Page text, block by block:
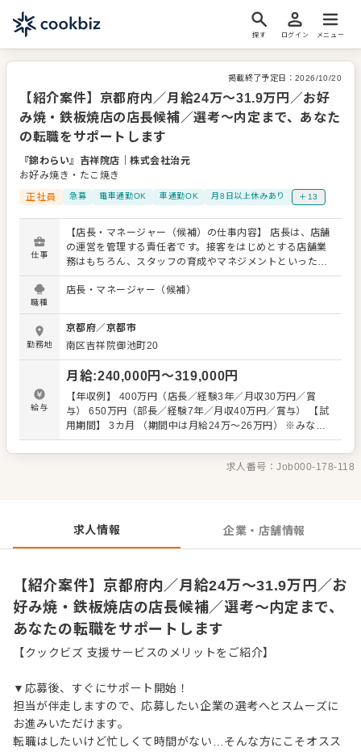
探す ログイン メニュー
掲載終了予定日： 2026/10/20
【紹介案件】京都府内／月給24万〜31.9万円／お好
み焼・鉄板焼店の店長候補／選考～内定まで、あなた
の転職をサポートします
『錦わらい』吉祥院店 ｜株式会社治元
お好み焼き・たこ焼き
正社員
急募 電車通勤OK 車通勤OK 月8日以上休みあり ＋13
仕事
【店長・マネージャー（候補）の仕事内容】 店長は、店舗
の運営を管理する責任者です。接客をはじめとする店舗業
務はもちろん、スタッフの育成やマネジメントといった重
要な役割を担います。メインとなるのは、販促イベントや
キャンペーンの企画なども含め、売上に繋げていくことで
あなたならではのアイデアを積極的に発信してください。
【具体的には…】 ・ホール、キッチンの全体管理 ・予約管
理、電話対応 ・接客、サービス全般 ・売上管理、在庫管理
・スタッフの育成やマネジメント、シフト管理 など 入社
後はスキルに合わせた業務からお任せしますので、徐々に
仕事の幅を広げていきましょう。成長をしっかりサポート
しますので、経験に関わらず安心してスタートできる環境
です。 ゆくゆくはさらにステップアップなどめざせます。
職種
店長・マネージャー（候補）
勤務地
京都府／京都市
南区吉祥院御池町20
給与
月給:240,000円〜319,000円
【年収例】 400万円（店長／経験3年／月収30万円／賞
与） 650万円（部長／経験7年／月収40万円／賞与） 【試
用期間】 3カ月 （期間中は月給24万～26万円） ※みなし
残業44時間55,440円～含む 超過分は追加支給
求人番号：Job000-178-118
求人情報 企業・店舗情報
【紹介案件】京都府内／月給24万〜31.9万円／お
好み焼・鉄板焼店の店長候補／選考～内定まで、
あなたの転職をサポートします
【クックビズ 支援サービスのメリットをご紹介】
▼応募後、すぐにサポート開始！
担当が伴走しますので、応募したい企業の選考へとスムーズに
お進みいただけます。
転職はしたいけど忙しくて時間がない…そんな方にこそオスス